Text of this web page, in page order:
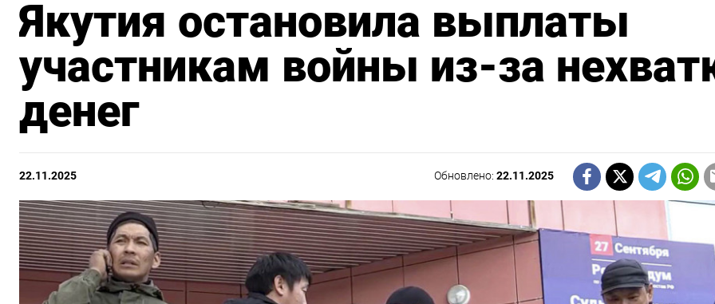
Якутия остановила выплаты
участникам войны из-за
денег
22.11.2025 Обновлено:22.11.2025